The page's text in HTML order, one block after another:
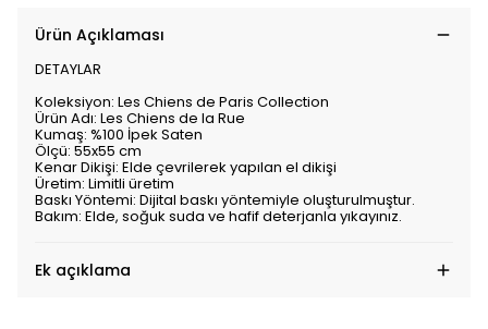
Ürün Açıklaması
DETAYLAR
Koleksiyon: Les Chiens de Paris Collection
Ürün Adı: Les Chiens de la Rue
Kumaş: %100 İpek Saten
Ölçü: 55x55 cm
Kenar Dikişi: Elde çevrilerek yapılan el dikişi
Üretim: Limitli üretim
Baskı Yöntemi: Dijital baskı yöntemiyle oluşturulmuştur.
Bakım: Elde, soğuk suda ve hafif deterjanla yıkayınız.
Ek açıklama